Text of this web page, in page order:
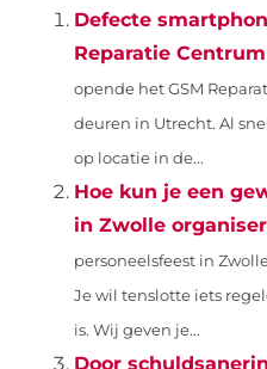
Defecte
Reparatie
opende het GSM
deuren in Utrecht. Al
op locatie in de...
Hoe kun je een
in Zwolle
personeelsfeest in
Je wil tenslotte iets
is. Wij geven je...
Door